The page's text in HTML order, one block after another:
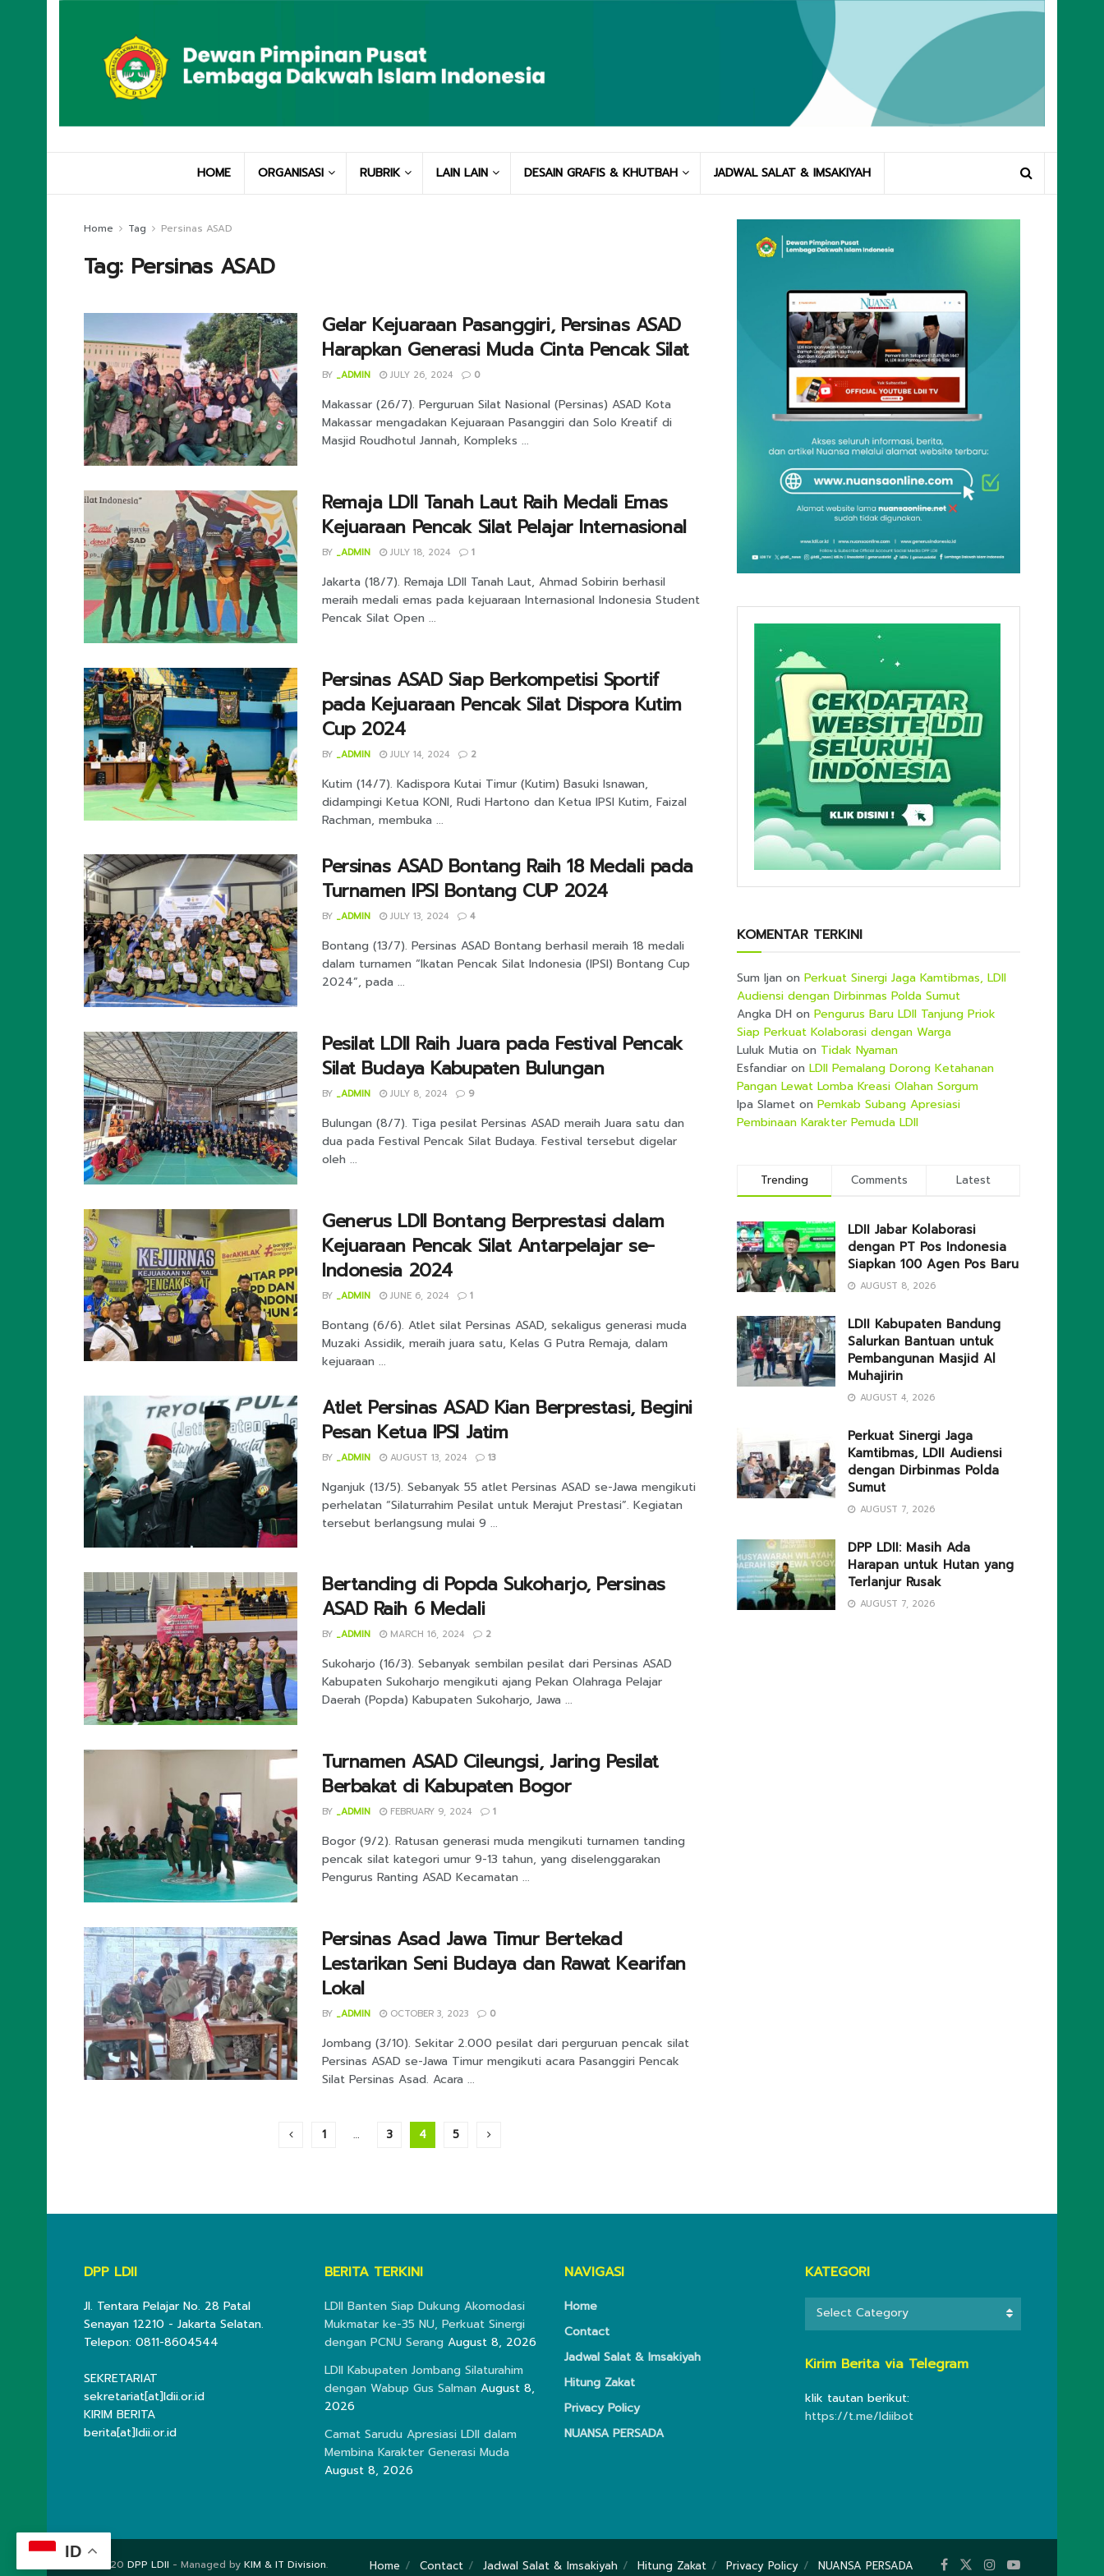
HOME ORGANISASI RUBRIK LAIN LAIN DESAIN GRAFIS & KHUTBAH JADWAL SALAT & IMSAKIYAH
Home Tag Persinas ASAD
Tag: Persinas ASAD
Gelar Kejuaraan Pasanggiri, Persinas ASAD
Harapkan Generasi Muda Cinta Pencak Silat
BY _ADMIN JULY 26, 2024 0
Makassar (26/7). Perguruan Silat Nasional (Persinas) ASAD Kota
Makassar mengadakan Kejuaraan Pasanggiri dan Solo Kreatif di
Masjid Roudhotul Jannah, Kompleks ...
Remaja LDII Tanah Laut Raih Medali Emas
Kejuaraan Pencak Silat Pelajar Internasional
BY _ADMIN JULY 18, 2024 1
Jakarta (18/7). Remaja LDII Tanah Laut, Ahmad Sobirin berhasil
meraih medali emas pada kejuaraan Internasional Indonesia Student
Pencak Silat Open ...
Persinas ASAD Siap Berkompetisi Sportif
pada Kejuaraan Pencak Silat Dispora Kutim
Cup 2024
BY _ADMIN JULY 14, 2024 2
Kutim (14/7). Kadispora Kutai Timur (Kutim) Basuki Isnawan,
didampingi Ketua KONI, Rudi Hartono dan Ketua IPSI Kutim, Faizal
Rachman, membuka ...
Persinas ASAD Bontang Raih 18 Medali pada
Turnamen IPSI Bontang CUP 2024
BY _ADMIN JULY 13, 2024 4
Bontang (13/7). Persinas ASAD Bontang berhasil meraih 18 medali
dalam turnamen “Ikatan Pencak Silat Indonesia (IPSI) Bontang Cup
2024”, pada ...
Pesilat LDII Raih Juara pada Festival Pencak
Silat Budaya Kabupaten Bulungan
BY _ADMIN JULY 8, 2024 9
Bulungan (8/7). Tiga pesilat Persinas ASAD meraih Juara satu dan
dua pada Festival Pencak Silat Budaya. Festival tersebut digelar
oleh ...
Generus LDII Bontang Berprestasi dalam
Kejuaraan Pencak Silat Antarpelajar se-
Indonesia 2024
BY _ADMIN JUNE 6, 2024 1
Bontang (6/6). Atlet silat Persinas ASAD, sekaligus generasi muda
Muzaki Assidik, meraih juara satu, Kelas G Putra Remaja, dalam
kejuaraan ...
Atlet Persinas ASAD Kian Berprestasi, Begini
Pesan Ketua IPSI Jatim
BY _ADMIN AUGUST 13, 2024 13
Nganjuk (13/5). Sebanyak 55 atlet Persinas ASAD se-Jawa mengikuti
perhelatan “Silaturrahim Pesilat untuk Merajut Prestasi”. Kegiatan
tersebut berlangsung mulai 9 ...
Bertanding di Popda Sukoharjo, Persinas
ASAD Raih 6 Medali
BY _ADMIN MARCH 16, 2024 2
Sukoharjo (16/3). Sebanyak sembilan pesilat dari Persinas ASAD
Kabupaten Sukoharjo mengikuti ajang Pekan Olahraga Pelajar
Daerah (Popda) Kabupaten Sukoharjo, Jawa ...
Turnamen ASAD Cileungsi, Jaring Pesilat
Berbakat di Kabupaten Bogor
BY _ADMIN FEBRUARY 9, 2024 1
Bogor (9/2). Ratusan generasi muda mengikuti turnamen tanding
pencak silat kategori umur 9-13 tahun, yang diselenggarakan
Pengurus Ranting ASAD Kecamatan ...
Persinas Asad Jawa Timur Bertekad
Lestarikan Seni Budaya dan Rawat Kearifan
Lokal
BY _ADMIN OCTOBER 3, 2023 0
Jombang (3/10). Sekitar 2.000 pesilat dari perguruan pencak silat
Persinas ASAD se-Jawa Timur mengikuti acara Pasanggiri Pencak
Silat Persinas Asad. Acara ...
1 … 3 4 5
KOMENTAR TERKINI
Sum Ijan on Perkuat Sinergi Jaga Kamtibmas, LDII
Audiensi dengan Dirbinmas Polda Sumut
Angka DH on Pengurus Baru LDII Tanjung Priok
Siap Perkuat Kolaborasi dengan Warga
Luluk Mutia on Tidak Nyaman
Esfandiar on LDII Pemalang Dorong Ketahanan
Pangan Lewat Lomba Kreasi Olahan Sorgum
Ipa Slamet on Pemkab Subang Apresiasi
Pembinaan Karakter Pemuda LDII
Trending Comments Latest
LDII Jabar Kolaborasi
dengan PT Pos Indonesia
Siapkan 100 Agen Pos Baru
AUGUST 8, 2026
LDII Kabupaten Bandung
Salurkan Bantuan untuk
Pembangunan Masjid Al
Muhajirin
AUGUST 4, 2026
Perkuat Sinergi Jaga
Kamtibmas, LDII Audiensi
dengan Dirbinmas Polda
Sumut
AUGUST 7, 2026
DPP LDII: Masih Ada
Harapan untuk Hutan yang
Terlanjur Rusak
AUGUST 7, 2026
DPP LDII
Jl. Tentara Pelajar No. 28 Patal
Senayan 12210 - Jakarta Selatan.
Telepon: 0811-8604544
SEKRETARIAT
sekretariat[at]ldii.or.id
KIRIM BERITA
berita[at]ldii.or.id
BERITA TERKINI
LDII Banten Siap Dukung Akomodasi
Mukmatar ke-35 NU, Perkuat Sinergi
dengan PCNU Serang August 8, 2026
LDII Kabupaten Jombang Silaturahim
dengan Wabup Gus Salman August 8,
2026
Camat Sarudu Apresiasi LDII dalam
Membina Karakter Generasi Muda
August 8, 2026
NAVIGASI
Home
Contact
Jadwal Salat & Imsakiyah
Hitung Zakat
Privacy Policy
NUANSA PERSADA
KATEGORI
KATEGORI
Select Category
Kirim Berita via Telegram
klik tautan berikut:
https://t.me/ldiibot
Home Contact Jadwal Salat & Imsakiyah Hitung Zakat Privacy Policy NUANSA PERSADA
© 2020 DPP LDII - Managed by KIM & IT Division.
ID